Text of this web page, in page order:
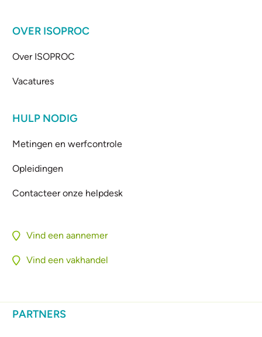
OVER ISOPROC
Over ISOPROC
Vacatures
HULP NODIG
Metingen en werfcontrole
Opleidingen
Contacteer onze helpdesk
Vind een aannemer
Vind een vakhandel
PARTNERS